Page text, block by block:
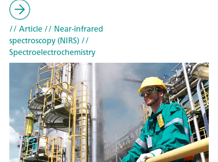
// Article// Near-infrared
spectroscopy (NIRS)//
Spectroelectrochemistry